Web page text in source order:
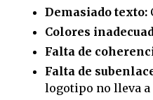
Demasiado texto:
Colores
Falta de
Falta de
logotipo no lleva a